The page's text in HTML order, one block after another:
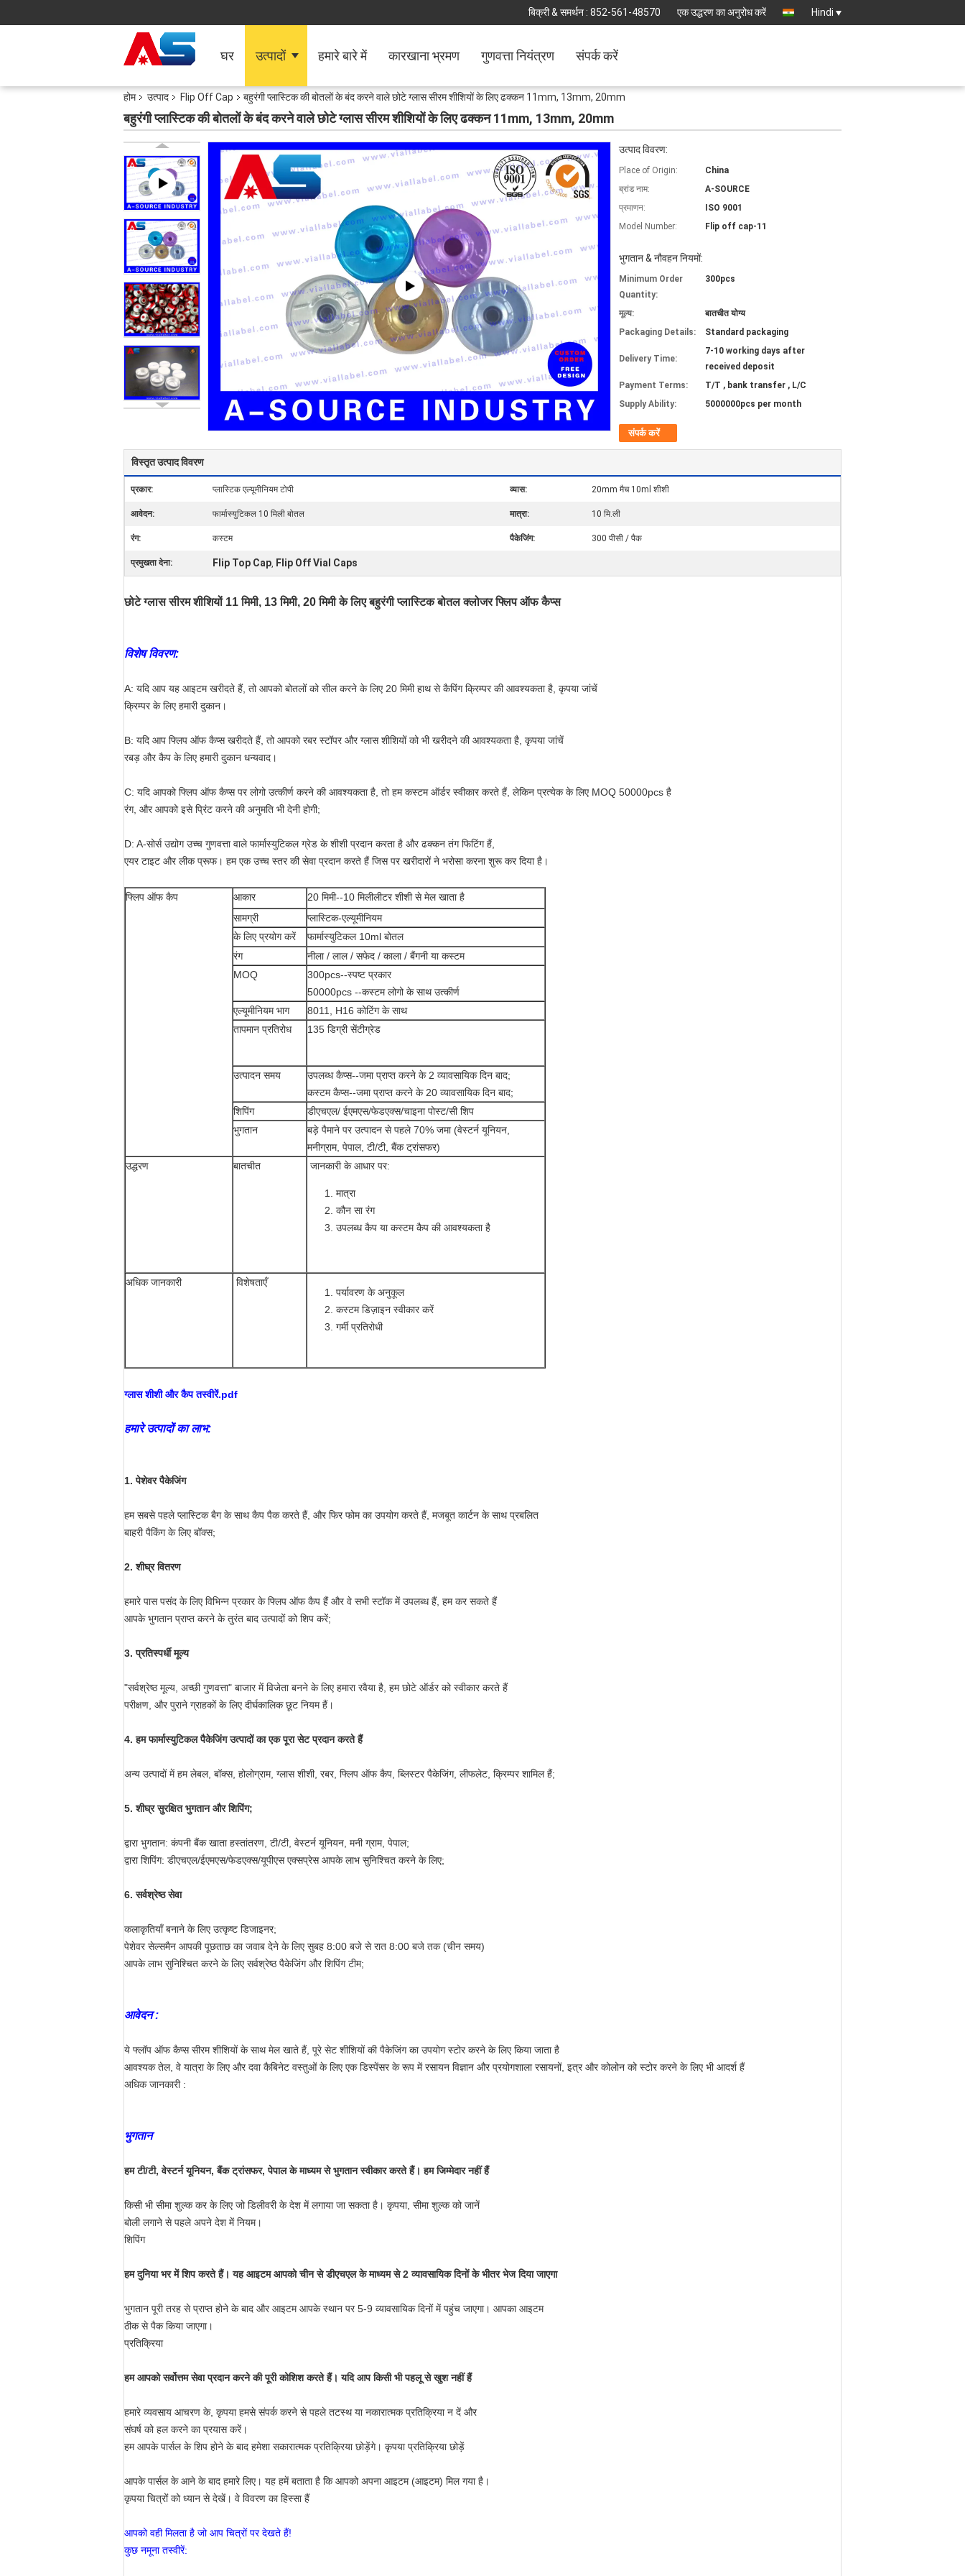
बिक्री & समर्थन : 852-561-48570 एक उद्धरण का अनुरोध करें Hindi
घर उत्पादों हमारे बारे में कारखाना भ्रमण गुणवत्ता नियंत्रण संपर्क करें
होम उत्पाद Flip Off Cap बहुरंगी प्लास्टिक की बोतलों के बंद करने वाले छोटे ग्लास सीरम शीशियों के लिए ढक्कन 11mm, 13mm, 20mm
बहुरंगी प्लास्टिक की बोतलों के बंद करने वाले छोटे ग्लास सीरम शीशियों के लिए ढक्कन 11mm, 13mm, 20mm
उत्पाद विवरण:
Place of Origin:
China
ब्रांड नाम:
A-SOURCE
प्रमाणन:
ISO 9001
Model Number:
Flip off cap-11
भुगतान & नौवहन नियमों:
Minimum Order
Quantity:
300pcs
मूल्य:
बातचीत योग्य
Packaging Details:
Standard packaging
Delivery Time:
7-10 working days after
received deposit
Payment Terms:
T/T , bank transfer , L/C
Supply Ability:
5000000pcs per month
संपर्क करें
विस्तृत उत्पाद विवरण
प्रकार: प्लास्टिक एल्यूमीनियम टोपी व्यास: 20mm मैच 10ml शीशी
आवेदन: फार्मास्युटिकल 10 मिली बोतल मात्रा: 10 मि.ली
रंग: कस्टम पैकेजिंग: 300 पीसी / पैक
प्रमुखता देना: Flip Top Cap, Flip Off Vial Caps
छोटे ग्लास सीरम शीशियों 11 मिमी, 13 मिमी, 20 मिमी के लिए बहुरंगी प्लास्टिक बोतल क्लोजर फ्लिप ऑफ कैप्स
विशेष विवरण:
A: यदि आप यह आइटम खरीदते हैं, तो आपको बोतलों को सील करने के लिए 20 मिमी हाथ से कैपिंग क्रिम्पर की आवश्यकता है, कृपया जांचें
क्रिम्पर के लिए हमारी दुकान।
B: यदि आप फ्लिप ऑफ कैप्स खरीदते हैं, तो आपको रबर स्टॉपर और ग्लास शीशियों को भी खरीदने की आवश्यकता है, कृपया जांचें
रबड़ और कैप के लिए हमारी दुकान धन्यवाद।
C: यदि आपको फ्लिप ऑफ कैप्स पर लोगो उत्कीर्ण करने की आवश्यकता है, तो हम कस्टम ऑर्डर स्वीकार करते हैं, लेकिन प्रत्येक के लिए MOQ 50000pcs है
रंग, और आपको इसे प्रिंट करने की अनुमति भी देनी होगी;
D: A-सोर्स उद्योग उच्च गुणवत्ता वाले फार्मास्युटिकल ग्रेड के शीशी प्रदान करता है और ढक्कन तंग फिटिंग हैं,
एयर टाइट और लीक प्रूफ। हम एक उच्च स्तर की सेवा प्रदान करते हैं जिस पर खरीदारों ने भरोसा करना शुरू कर दिया है।
फ्लिप ऑफ कैप आकार
20 मिमी--10 मिलीलीटर शीशी से मेल खाता है
सामग्री
प्लास्टिक-एल्यूमीनियम
के लिए प्रयोग करें
फार्मास्युटिकल 10ml बोतल
रंग
नीला / लाल / सफेद / काला / बैंगनी या कस्टम
MOQ
300pcs--स्पष्ट प्रकार
50000pcs --कस्टम लोगो के साथ उत्कीर्ण
एल्यूमीनियम भाग
8011, H16 कोटिंग के साथ
तापमान प्रतिरोध
135 डिग्री सेंटीग्रेड
उत्पादन समय
उपलब्ध कैप्स--जमा प्राप्त करने के 2 व्यावसायिक दिन बाद;
कस्टम कैप्स--जमा प्राप्त करने के 20 व्यावसायिक दिन बाद;
शिपिंग
डीएचएल/ ईएमएस/फेडएक्स/चाइना पोस्ट/सी शिप
भुगतान
बड़े पैमाने पर उत्पादन से पहले 70% जमा (वेस्टर्न यूनियन,
मनीग्राम, पेपाल, टी/टी, बैंक ट्रांसफर)
उद्धरण
बातचीत जानकारी के आधार पर:
मात्रा
कौन सा रंग
उपलब्ध कैप या कस्टम कैप की आवश्यकता है
अधिक जानकारी
विशेषताएँ
पर्यावरण के अनुकूल
कस्टम डिज़ाइन स्वीकार करें
गर्मी प्रतिरोधी
ग्लास शीशी और कैप तस्वीरें.pdf
हमारे उत्पादों का लाभ:
1. पेशेवर पैकेजिंग
हम सबसे पहले प्लास्टिक बैग के साथ कैप पैक करते हैं, और फिर फोम का उपयोग करते हैं, मजबूत कार्टन के साथ प्रबलित
बाहरी पैकिंग के लिए बॉक्स;
2.शीघ्र वितरण
हमारे पास पसंद के लिए विभिन्न प्रकार के फ्लिप ऑफ कैप हैं और वे सभी स्टॉक में उपलब्ध हैं, हम कर सकते हैं
आपके भुगतान प्राप्त करने के तुरंत बाद उत्पादों को शिप करें;
3. प्रतिस्पर्धी मूल्य
"सर्वश्रेष्ठ मूल्य, अच्छी गुणवत्ता" बाजार में विजेता बनने के लिए हमारा रवैया है, हम छोटे ऑर्डर को स्वीकार करते हैं
परीक्षण, और पुराने ग्राहकों के लिए दीर्घकालिक छूट नियम हैं।
4. हम फार्मास्युटिकल पैकेजिंग उत्पादों का एक पूरा सेट प्रदान करते हैं
अन्य उत्पादों में हम लेबल, बॉक्स, होलोग्राम, ग्लास शीशी, रबर, फ्लिप ऑफ कैप, ब्लिस्टर पैकेजिंग, लीफलेट, क्रिम्पर शामिल हैं;
5. शीघ्र सुरक्षित भुगतान और शिपिंग;
द्वारा भुगतान: कंपनी बैंक खाता हस्तांतरण, टी/टी, वेस्टर्न यूनियन, मनी ग्राम, पेपाल;
द्वारा शिपिंग: डीएचएल/ईएमएस/फेडएक्स/यूपीएस एक्सप्रेस आपके लाभ सुनिश्चित करने के लिए;
6. सर्वश्रेष्ठ सेवा
कलाकृतियाँ बनाने के लिए उत्कृष्ट डिजाइनर;
पेशेवर सेल्समैन आपकी पूछताछ का जवाब देने के लिए सुबह 8:00 बजे से रात 8:00 बजे तक (चीन समय)
आपके लाभ सुनिश्चित करने के लिए सर्वश्रेष्ठ पैकेजिंग और शिपिंग टीम;
आवेदन :
ये फ्लॉप ऑफ कैप्स सीरम शीशियों के साथ मेल खाते हैं, पूरे सेट शीशियों की पैकेजिंग का उपयोग स्टोर करने के लिए किया जाता है
आवश्यक तेल, वे यात्रा के लिए और दवा कैबिनेट वस्तुओं के लिए एक डिस्पेंसर के रूप में रसायन विज्ञान और प्रयोगशाला रसायनों, इत्र और कोलोन को स्टोर करने के लिए भी आदर्श हैं
अधिक जानकारी :
भुगतान
हम टी/टी, वेस्टर्न यूनियन, बैंक ट्रांसफर, पेपाल के माध्यम से भुगतान स्वीकार करते हैं। हम जिम्मेदार नहीं हैं
किसी भी सीमा शुल्क कर के लिए जो डिलीवरी के देश में लगाया जा सकता है। कृपया, सीमा शुल्क को जानें
बोली लगाने से पहले अपने देश में नियम।
शिपिंग
हम दुनिया भर में शिप करते हैं। यह आइटम आपको चीन से डीएचएल के माध्यम से 2 व्यावसायिक दिनों के भीतर भेज दिया जाएगा
भुगतान पूरी तरह से प्राप्त होने के बाद और आइटम आपके स्थान पर 5-9 व्यावसायिक दिनों में पहुंच जाएगा। आपका आइटम
ठीक से पैक किया जाएगा।
प्रतिक्रिया
हम आपको सर्वोत्तम सेवा प्रदान करने की पूरी कोशिश करते हैं। यदि आप किसी भी पहलू से खुश नहीं हैं
हमारे व्यवसाय आचरण के, कृपया हमसे संपर्क करने से पहले तटस्थ या नकारात्मक प्रतिक्रिया न दें और
संघर्ष को हल करने का प्रयास करें।
हम आपके पार्सल के शिप होने के बाद हमेशा सकारात्मक प्रतिक्रिया छोड़ेंगे। कृपया प्रतिक्रिया छोड़ें
आपके पार्सल के आने के बाद हमारे लिए। यह हमें बताता है कि आपको अपना आइटम (आइटम) मिल गया है।
कृपया चित्रों को ध्यान से देखें। वे विवरण का हिस्सा हैं
आपको वही मिलता है जो आप चित्रों पर देखते हैं!
कुछ नमूना तस्वीरें: